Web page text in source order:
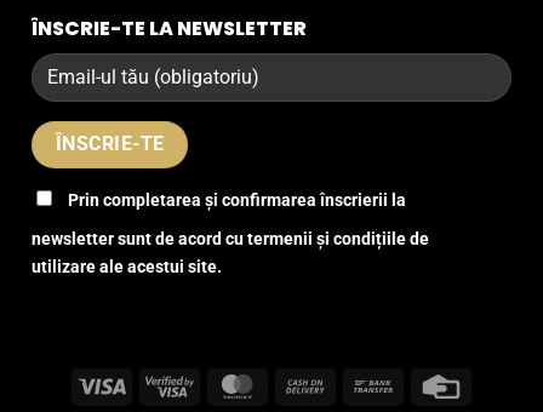
ÎNSCRIE-TE LA NEWSLETTER
Prin completarea și confirmarea înscrierii la
newsletter sunt de acord cu termenii și condițiile de
utilizare ale acestui site.
Visa
Visa
MasterCardCash
Bank